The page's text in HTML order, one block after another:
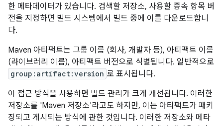
한 메타데이터가 있습니다. 검색할 저장소, 사용할 종속 항목 버
전을 지정하면 빌드 시스템에서 빌드 중에 이를 다운로드합니
다.
Maven 아티팩트는 그룹 이름 (회사, 개발자 등), 아티팩트 이름
(라이브러리 이름), 아티팩트 버전으로 식별됩니다. 일반적으로
group:artifact:version 로 표시됩니다.
이 접근 방식을 사용하면 빌드 관리가 크게 개선됩니다. 이러한
저장소를 'Maven 저장소'라고도 하지만, 이는 아티팩트가 패키
징되고 게시되는 방식에 관한 것입니다. 이러한 저장소와 메타